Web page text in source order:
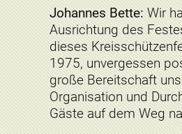
Johannes Bette: Wir
Ausrichtung des
dieses
1975, unvergessen
große Bereitschaft
Organisation und
Gäste auf dem Weg